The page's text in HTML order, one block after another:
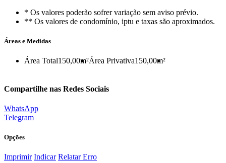
* Os valores poderão sofrer variação sem aviso prévio.
** Os valores de condomínio, iptu e taxas são aproximados.
Áreas e Medidas
Área Total150,00m²Área Privativa150,00m²
Compartilhe nas Redes Sociais
WhatsApp
Telegram
Opções
Imprimir Indicar Relatar Erro